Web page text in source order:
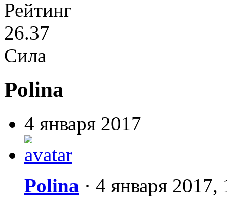
Рейтинг
26.37
Сила
Polina
4 января 2017
Polina · 4 января 2017,